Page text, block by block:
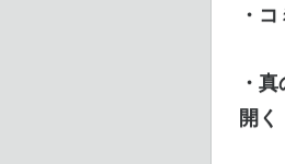
・
・
開く